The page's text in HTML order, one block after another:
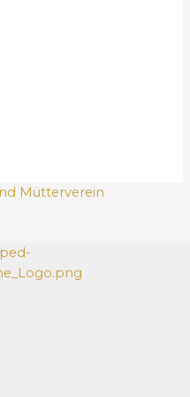
Mütterverein